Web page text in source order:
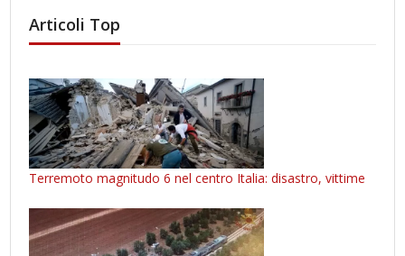
Articoli Top
Terremoto magnitudo 6 nel centro Italia: disastro, vittime